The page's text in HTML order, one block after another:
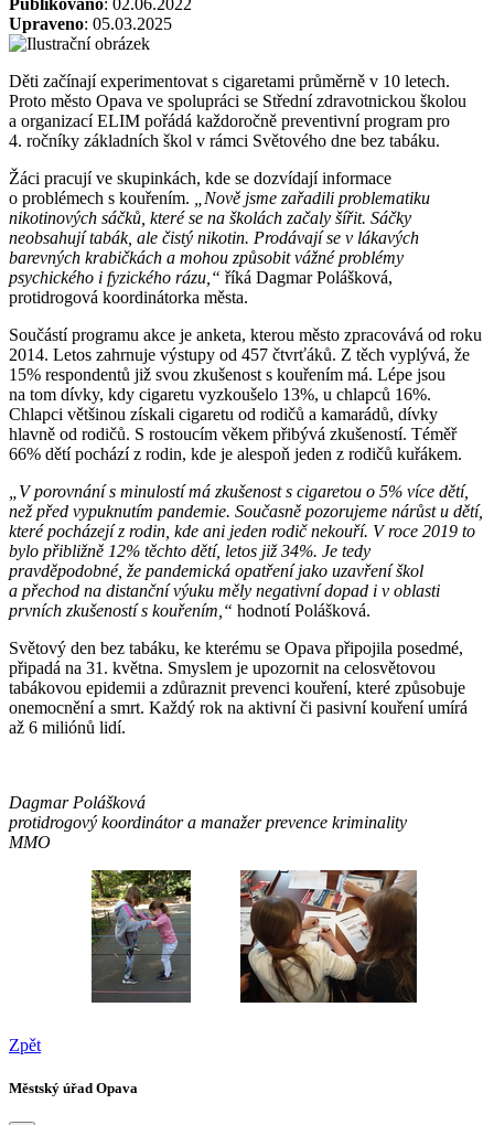
Upraveno: 05.03.2025
Děti začínají experimentovat s cigaretami průměrně v 10 letech.
Proto město Opava ve spolupráci se Střední zdravotnickou školou
a organizací ELIM pořádá každoročně preventivní program pro
4. ročníky základních škol v rámci Světového dne bez tabáku.
Žáci pracují ve skupinkách, kde se dozvídají informace
o problémech s kouřením.
„Nově jsme zařadili problematiku
nikotinových sáčků, které se na školách začaly šířit. Sáčky
neobsahují tabák, ale čistý nikotin. Prodávají se v lákavých
barevných krabičkách a mohou způsobit vážné problémy
psychického i fyzického rázu,“ říká Dagmar Polášková,
protidrogová koordinátorka města.
Součástí programu akce je anketa, kterou město zpracovává od roku
2014. Letos zahrnuje výstupy od 457 čtvrťáků. Z těch vyplývá, že
15% respondentů již svou zkušenost s kouřením má. Lépe jsou
na tom dívky, kdy cigaretu vyzkoušelo 13%, u chlapců 16%.
Chlapci většinou získali cigaretu od rodičů a kamarádů, dívky
hlavně od rodičů. S rostoucím věkem přibývá zkušeností. Téměř
66% dětí pochází z rodin, kde je alespoň jeden z rodičů kuřákem.
„V porovnání s minulostí má zkušenost s cigaretou o 5% více dětí,
než před vypuknutím pandemie. Současně pozorujeme nárůst u dětí,
které pocházejí z rodin, kde ani jeden rodič nekouří. V roce 2019 to
bylo přibližně 12% těchto dětí, letos již 34%. Je tedy
pravděpodobné, že pandemická opatření jako uzavření škol
a přechod na distanční výuku měly negativní dopad i v oblasti
prvních zkušeností s kouřením,“ hodnotí Polášková.
Světový den bez tabáku, ke kterému se Opava připojila posedmé,
připadá na 31. května. Smyslem je upozornit na celosvětovou
tabákovou epidemii a zdůraznit prevenci kouření, které způsobuje
onemocnění a smrt. Každý rok na aktivní či pasivní kouření umírá
až 6 miliónů lidí.
Dagmar Polášková
protidrogový koordinátor a manažer prevence kriminality
MMO
Zpět
Městský úřad Opava